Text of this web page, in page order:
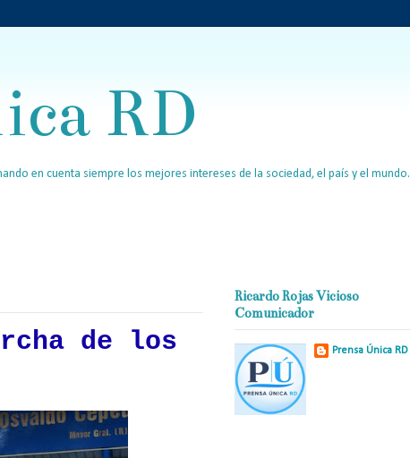
RD
en cuenta siempre los mejores intereses de la sociedad, el país y el mundo.
de los
Ricardo Rojas Vicioso
Comunicador
Prensa Única RD